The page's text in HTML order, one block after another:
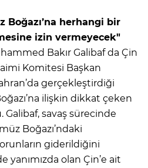
Boğazı’na herhangi bir
izin vermeyecek"
Bakır Galibaf da Çin
Komitesi Başkan
gerçekleştirdiği
ilişkin dikkat çeken
Galibaf, savaş sürecinde
Boğazı’ndaki
giderildiğini
yanımızda olan Çin’e ait